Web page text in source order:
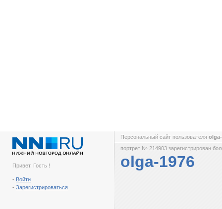
Привет, Гость !
- Войти
- Зарегистрироваться
Персональный сайт пользователя
портрет № 214903 зарегистрирован
olga-1976